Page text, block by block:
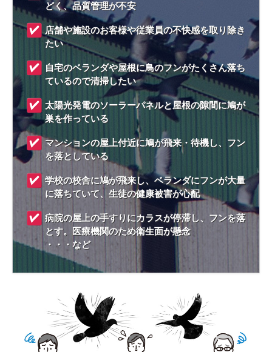
どく、品質管理が不安
店舗や施設のお客様や従業員の不快感を取り除き
たい
自宅のベランダや屋根に鳥のフンがたくさん落ち
ているので清掃したい
太陽光発電のソーラーパネルと屋根の隙間に鳩が
巣を作っている
マンションの屋上付近に鳩が飛来・待機し、フン
を落としている
学校の校舎に鳩が飛来し、ベランダにフンが大量
に落ちていて、生徒の健康被害が心配
病院の屋上の手すりにカラスが停滞し、フンを落
とす。医療機関のため衛生面が懸念
・・・など